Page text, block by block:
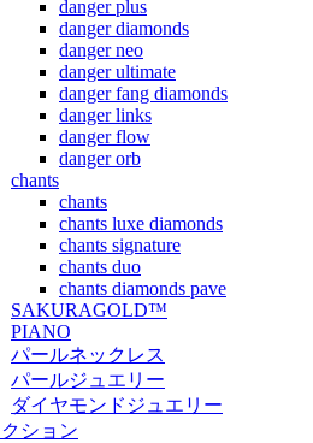
danger plus
danger diamonds
danger neo
danger ultimate
danger fang diamonds
danger links
danger flow
danger orb
chants
chants
chants luxe diamonds
chants signature
chants duo
chants diamonds pave
SAKURAGOLD™
PIANO
パールネックレス
パールジュエリー
ダイヤモンドジュエリー
ション